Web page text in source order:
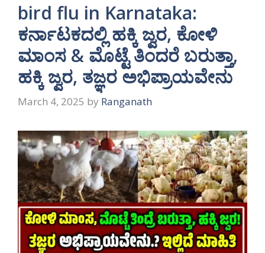
bird flu in Karnataka:
ಕರ್ನಾಟಕದಲ್ಲಿ ಹಕ್ಕಿ ಜ್ವರ, ಕೋಳಿ
ಮಾಂಸ & ಮೊಟ್ಟೆ ತಿಂದರೆ ಬರುತ್ತಾ,
ಹಕ್ಕಿ ಜ್ವರ, ತಜ್ಞರ ಅಭಿಪ್ರಾಯವೇನು
March 4, 2025 by Ranganath